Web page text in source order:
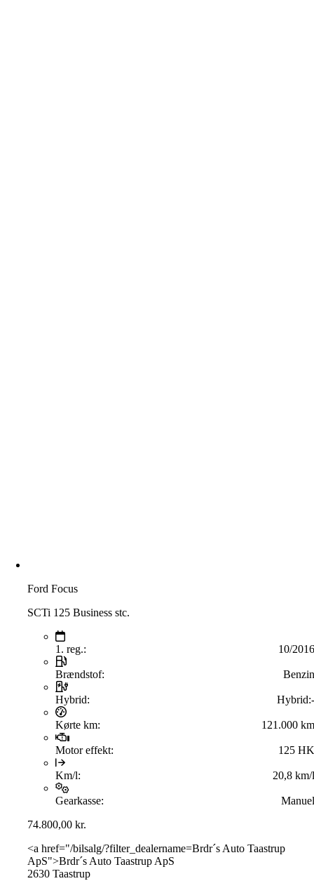
Ford Focus
SCTi 125 Business stc.
1. reg.: 10/2016
Brændstof: Benzin
Hybrid: Hybrid:-
Kørte km: 121.000 km
Motor effekt: 125 HK
Km/l: 20,8 km/l
Gearkasse:
Manuel
74.800,00kr.
<a href="/bilsalg/?filter_dealername=Brdr´s Auto Taastrup
ApS">Brdr´s Auto Taastrup ApS
2630 Taastrup